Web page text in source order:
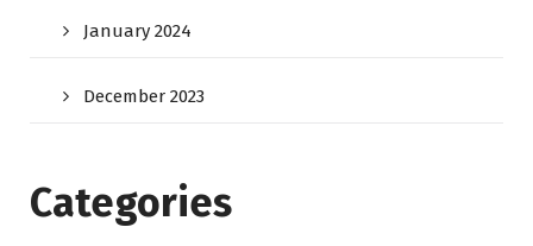
January 2024
December 2023
Categories